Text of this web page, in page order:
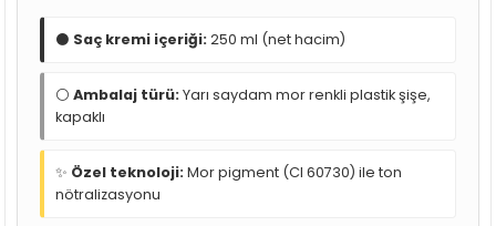
⚫ Saç kremi içeriği: 250 ml (net hacim)
⚪Ambalaj türü: Yarı saydam mor renkli plastik şişe,
kapaklı
✨ Özel teknoloji: Mor pigment (CI 60730) ile ton
nötralizasyonu